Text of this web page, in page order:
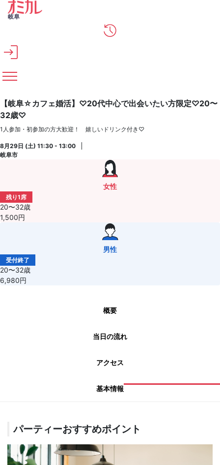
メインコンテンツへスキップ
岐阜
【岐阜☆カフェ婚活】♡20代中心で出会いたい方限定♡20〜
32歳♡
1人参加・初参加の方大歓迎！ 嬉しいドリンク付き♡
8月29日 (土) 11:30 - 13:00
岐阜市
女性
残り1席
20〜32歳
1,500円
男性
受付終了
20〜32歳
6,980円
概要
当日の流れ
アクセス
基本情報
パーティーおすすめポイント